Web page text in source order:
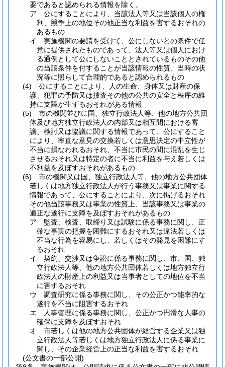
要であると認められる情報を除く。
ア
公にすることにより、当該法人等又は当該個人の権
利、競争上の地位その他正当な利益を害するおそれの
あるもの
イ
実施機関の要請を受けて、公にしないとの条件で任
意に提供されたものであって、法人等又は個人におけ
る通例として公にしないこととされているものその他
の当該条件を付することが当該情報の性質、当時の状
況等に照らして合理的であると認められるもの
(4)
公にすることにより、人の生命、身体又は財産の保
護、犯罪の予防又は捜査その他の公共の安全と秩序の維
持に支障が生ずるおそれがある情報
(5)
市の機関並びに国、独立行政法人等、他の地方公共団
体及び地方独立行政法人の内部又は相互間における審
議、検討又は協議に関する情報であって、公にすること
により、率直な意見の交換若しくは意思決定の中立性が
不当に損なわれるおそれ、不当に市民の間に混乱を生じ
させるおそれ又は特定の者に不当に利益を与え若しくは
不利益を及ぼすおそれがあるもの
(6)
市の機関又は国、独立行政法人等、他の地方公共団体
若しくは地方独立行政法人が行う事務又は事業に関する
情報であって、公にすることにより、次に掲げるおそれ
その他当該事務又は事業の性質上、当該事務又は事業の
適正な遂行に支障を及ぼすおそれがあるもの
ア
監査、検査、取締り又は試験に係る事務に関し、正
確な事実の把握を困難にするおそれ又は違法若しくは
不当な行為を容易にし、若しくはその発見を困難にす
るおそれ
イ
契約、交渉又は争訟に係る事務に関し、市、国、独
立行政法人等、他の地方公共団体若しくは地方独立行
政法人の財産上の利益又は当事者としての地位を不当
に害するおそれ
ウ
調査研究に係る事務に関し、その公正かつ能率的な
遂行を不当に阻害するおそれ
エ
人事管理に係る事務に関し、公正かつ円滑な人事の
確保に支障を及ぼすおそれ
オ
市若しくは他の地方公共団体が経営する企業又は独
立行政法人等若しくは地方独立行政法人に係る事業に
関し、その企業経営上の正当な利益を害するおそれ
(公文書の一部公開)